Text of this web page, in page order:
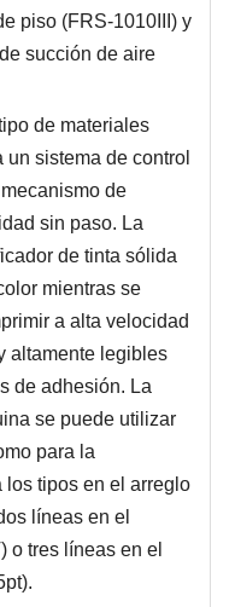
piso (FRS-1010III) y
succión de aire
de materiales
sistema de control
de
sin paso. La
de tinta sólida
mientras se
a alta velocidad
altamente legibles
de adhesión. La
se puede utilizar
para la
tipos en el arreglo
líneas en el
o tres líneas en el